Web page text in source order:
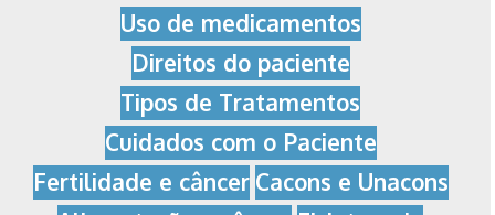
Uso de medicamentos
Direitos do paciente
Tipos de Tratamentos
Cuidados com o Paciente
Fertilidade e câncer Cacons e Unacons